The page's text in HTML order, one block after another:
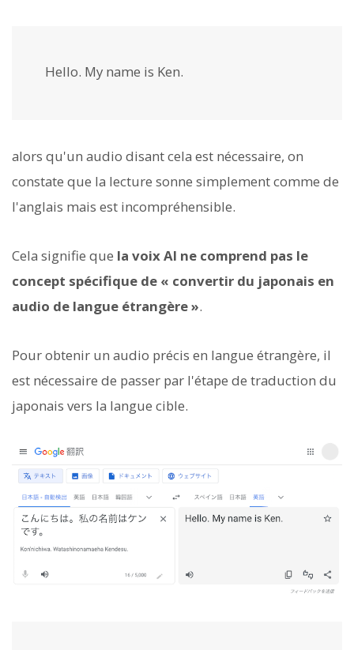
Hello. My name is Ken.
alors qu'un audio disant cela est nécessaire, on
constate que la lecture sonne simplement comme de
l'anglais mais est incompréhensible.
Cela signifie que la voix AI ne comprend pas le
concept spécifique de « convertir du japonais en
audio de langue étrangère ».
Pour obtenir un audio précis en langue étrangère, il
est nécessaire de passer par l'étape de traduction du
japonais vers la langue cible.